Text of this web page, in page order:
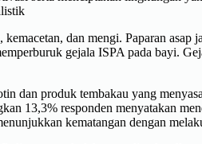
dan mengi. Paparan
gejala ISPA pada bayi.
dan produk tembakau yang
13,3% responden menyatakan
kematangan dengan